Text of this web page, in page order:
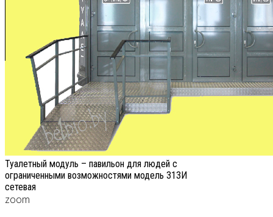
Туалетный модуль – павильон для людей с
ограниченными возможностями модель 313И
сетевая
zoom